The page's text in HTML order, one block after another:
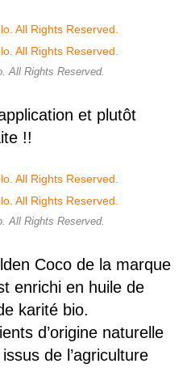
All Rights Reserved.
et plutôt
!!
All Rights Reserved.
Coco de la marque
enrichi en huile de
karité bio.
d’origine naturelle
de l’agriculture